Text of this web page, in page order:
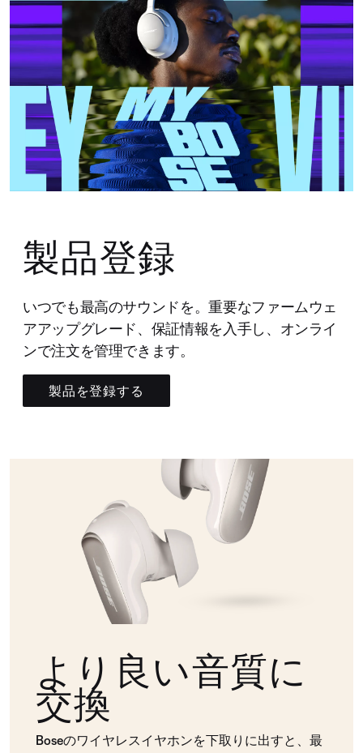
製品登録
いつでも最高のサウンドを。重要なファームウェ
アアップグレード、保証情報を入手し、オンライ
ンで注文を管理できます。
製品を登録する
より良い音質に
交換
Boseのワイヤレスイヤホンを下取りに出すと、最